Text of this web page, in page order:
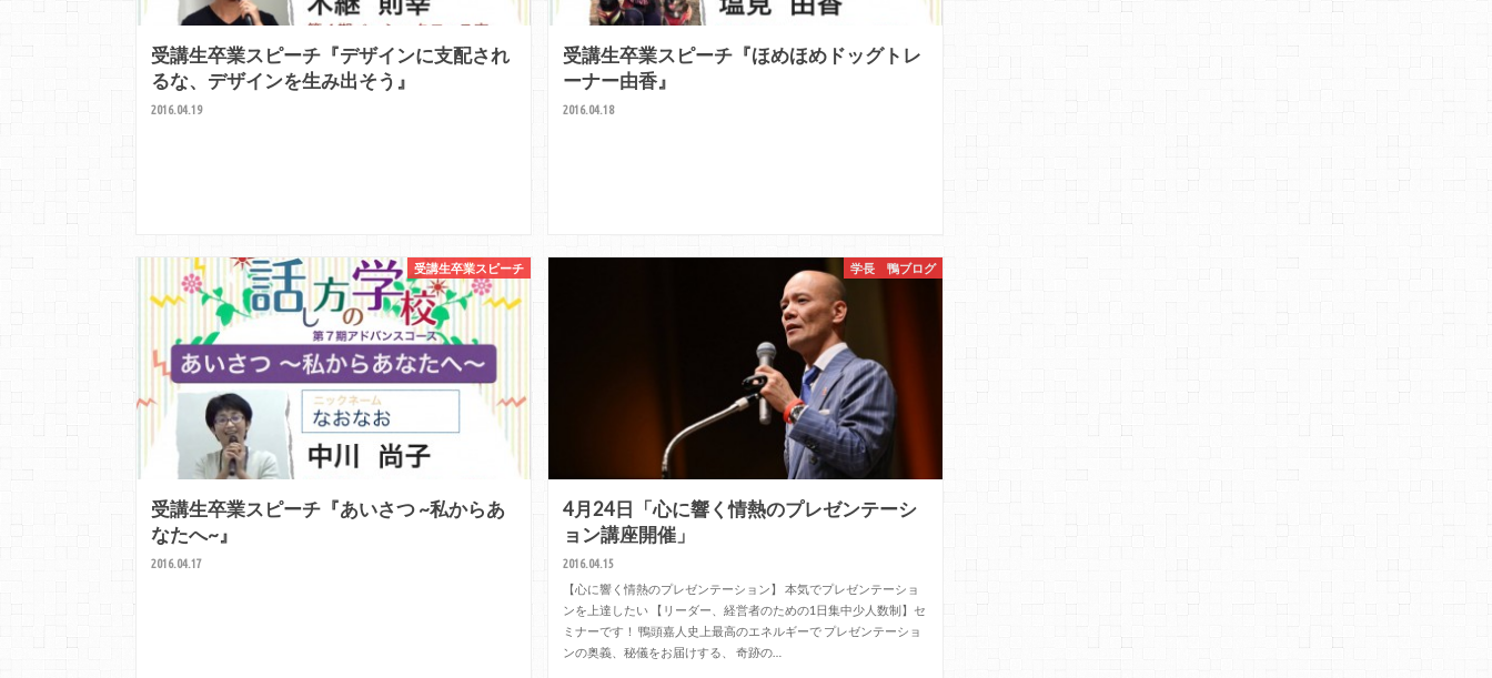
受講生卒業スピーチ『デザインに支配され
るな、デザインを生み出そう』
2016.04.19
受講生卒業スピーチ『ほめほめドッグトレ
ーナー由香』
2016.04.18
受講生卒業スピーチ
受講生卒業スピーチ『あいさつ ~私からあ
なたへ~』
2016.04.17
学長 鴨ブログ
4月24日「心に響く情熱のプレゼンテーシ
ョン講座開催」
2016.04.15
【心に響く情熱のプレゼンテーション】 本気でプレゼンテーショ
ンを上達したい 【リーダー、経営者のための1日集中少人数制】セ
ミナーです！ 鴨頭嘉人史上最高のエネルギーで プレゼンテーショ
ンの奥義、秘儀をお届けする、 奇跡の…